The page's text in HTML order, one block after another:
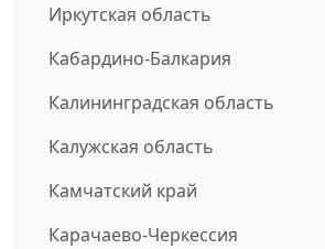
Иркутская область
Кабардино-Балкария
Калининградская область
Калужская область
Камчатский край
Карачаево-Черкессия